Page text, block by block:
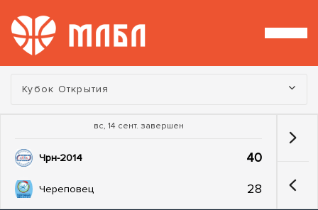
Турнир:
Кубок Открытия
вс, 14 сент. завершен
Чрн-2014 40
Череповец 28